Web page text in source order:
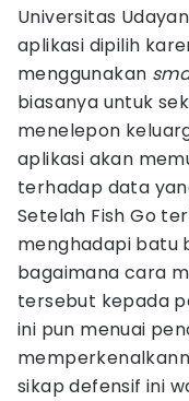
Universitas
aplikasi dipilih
menggunakan
biasanya untuk
menelepon
aplikasi akan
terhadap data
Setelah Fish Go
menghadapi batu
bagaimana cara
tersebut kepada
ini pun menuai
sikap defensif ini